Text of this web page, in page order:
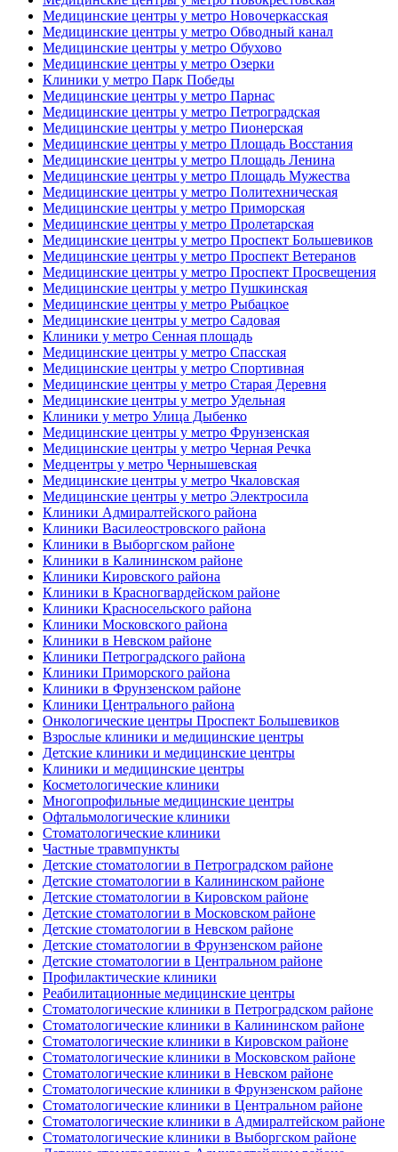
Медицинские центры у метро Новочеркасская
Медицинские центры у метро Обводный канал
Медицинские центры у метро Обухово
Медицинские центры у метро Озерки
Клиники у метро Парк Победы
Медицинские центры у метро Парнас
Медицинские центры у метро Петроградская
Медицинские центры у метро Пионерская
Медицинские центры у метро Площадь Восстания
Медицинские центры у метро Площадь Ленина
Медицинские центры у метро Площадь Мужества
Медицинские центры у метро Политехническая
Медицинские центры у метро Приморская
Медицинские центры у метро Пролетарская
Медицинские центры у метро Проспект Большевиков
Медицинские центры у метро Проспект Ветеранов
Медицинские центры у метро Проспект Просвещения
Медицинские центры у метро Пушкинская
Медицинские центры у метро Рыбацкое
Медицинские центры у метро Садовая
Клиники у метро Сенная площадь
Медицинские центры у метро Спасская
Медицинские центры у метро Спортивная
Медицинские центры у метро Старая Деревня
Медицинские центры у метро Удельная
Клиники у метро Улица Дыбенко
Медицинские центры у метро Фрунзенская
Медицинские центры у метро Черная Речка
Медцентры у метро Чернышевская
Медицинские центры у метро Чкаловская
Медицинские центры у метро Электросила
Клиники Адмиралтейского района
Клиники Василеостровского района
Клиники в Выборгском районе
Клиники в Калининском районе
Клиники Кировского района
Клиники в Красногвардейском районе
Клиники Красносельского района
Клиники Московского района
Клиники в Невском районе
Клиники Петроградского района
Клиники Приморского района
Клиники в Фрунзенском районе
Клиники Центрального района
Онкологические центры Проспект Большевиков
Взрослые клиники и медицинские центры
Детские клиники и медицинские центры
Клиники и медицинские центры
Косметологические клиники
Многопрофильные медицинские центры
Офтальмологические клиники
Стоматологические клиники
Частные травмпункты
Детские стоматологии в Петроградском районе
Детские стоматологии в Калининском районе
Детские стоматологии в Кировском районе
Детские стоматологии в Московском районе
Детские стоматологии в Невском районе
Детские стоматологии в Фрунзенском районе
Детские стоматологии в Центральном районе
Профилактические клиники
Реабилитационные медицинские центры
Стоматологические клиники в Петроградском районе
Стоматологические клиники в Калининском районе
Стоматологические клиники в Кировском районе
Стоматологические клиники в Московском районе
Стоматологические клиники в Невском районе
Стоматологические клиники в Фрунзенском районе
Стоматологические клиники в Центральном районе
Стоматологические клиники в Адмиралтейском районе
Стоматологические клиники в Выборгском районе